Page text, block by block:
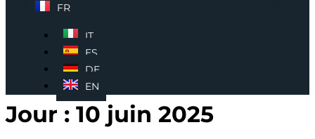
FR
IT
ES
DE
EN
Jour : 10 juin 2025